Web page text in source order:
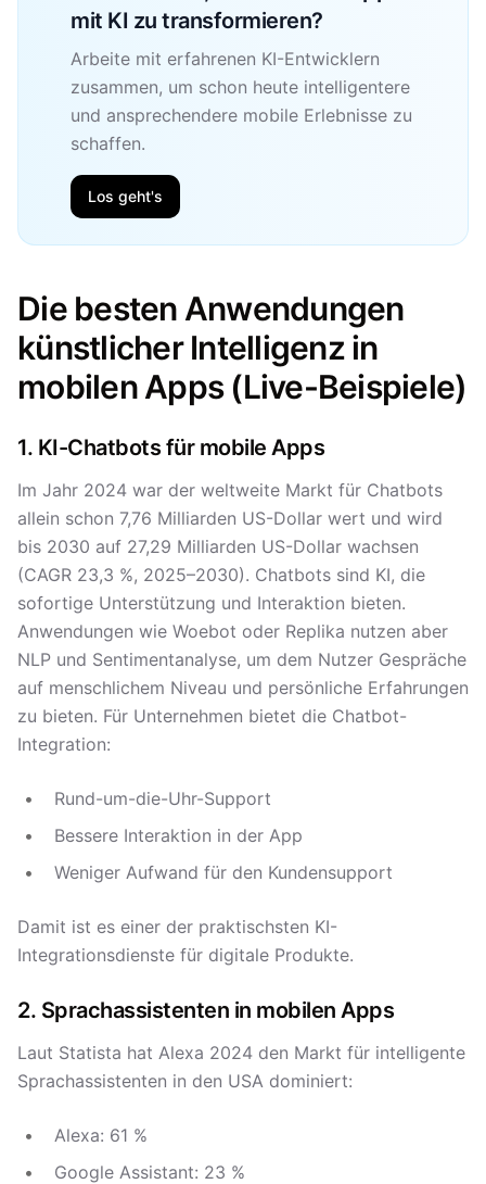
mit KI zu transformieren?
Arbeite mit erfahrenen KI-Entwicklern
zusammen, um schon heute intelligentere
und ansprechendere mobile Erlebnisse zu
schaffen.
Los geht's
Die besten Anwendungen
künstlicher Intelligenz in
mobilen Apps (Live-Beispiele)
1. KI-Chatbots für mobile Apps
Im Jahr 2024 war der weltweite Markt für Chatbots
allein schon 7,76 Milliarden US-Dollar wert und wird
bis 2030 auf 27,29 Milliarden US-Dollar wachsen
(CAGR 23,3 %, 2025–2030). Chatbots sind KI, die
sofortige Unterstützung und Interaktion bieten.
Anwendungen wie Woebot oder Replika nutzen aber
NLP und Sentimentanalyse, um dem Nutzer Gespräche
auf menschlichem Niveau und persönliche Erfahrungen
zu bieten. Für Unternehmen bietet die Chatbot-
Integration:
Rund-um-die-Uhr-Support
Bessere Interaktion in der App
Weniger Aufwand für den Kundensupport
Damit ist es einer der praktischsten KI-
Integrationsdienste für digitale Produkte.
2. Sprachassistenten in mobilen Apps
Laut Statista hat Alexa 2024 den Markt für intelligente
Sprachassistenten in den USA dominiert:
Alexa: 61 %
Google Assistant: 23 %